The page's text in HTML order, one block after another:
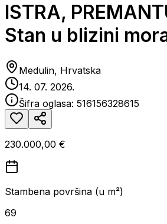
ISTRA,
Stan u blizini
Medulin, Hrvatska
14. 07. 2026.
Šifra oglasa: 516156328615
230.000,00 €
Stambena površina (u m²)
69